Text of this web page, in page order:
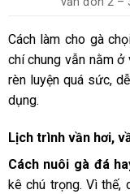
Cách làm cho gà
chí chung vẫn nằm
rèn luyện quá sức,
dụng.
Lịch trình vần hơi,
Cách nuôi gà đá
kê chú trọng. Vì thế,